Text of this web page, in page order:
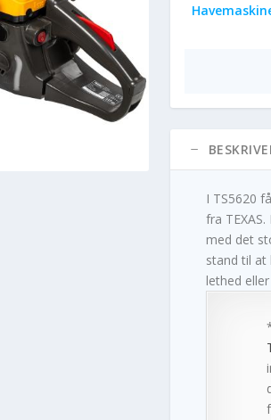
I TS5620
fra
med det
stand til at
lethed